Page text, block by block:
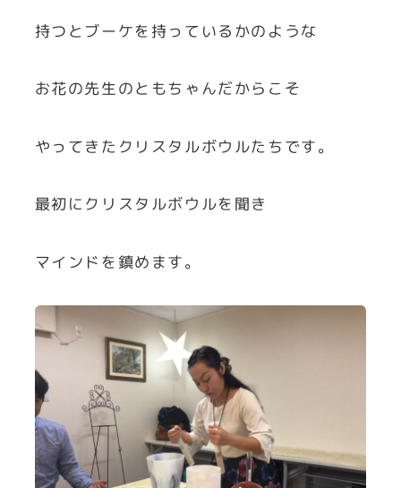
持つとブーケを持っているかのような
お花の先生のともちゃんだからこそ
やってきたクリスタルボウルたちです。
最初にクリスタルボウルを聞き
マインドを鎮めます。